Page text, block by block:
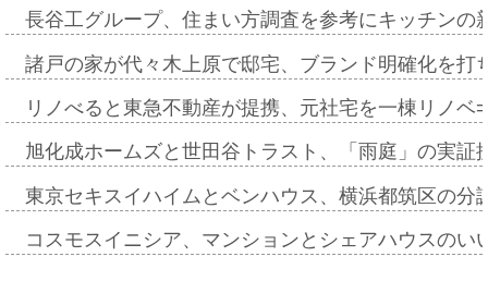
長谷工グループ、住まい方調査を参考にキッチン
諸戸の家が代々木上原で邸宅、ブランド明確化を
リノべると東急不動産が提携、元社宅を一棟リノ
旭化成ホームズと世田谷トラスト、「雨庭」の実
東京セキスイハイムとベンハウス、横浜都筑区の
コスモスイニシア、マンションとシェアハウスの